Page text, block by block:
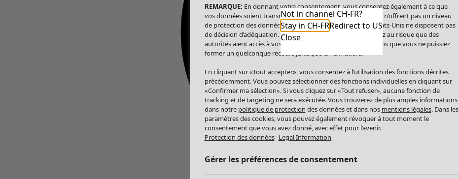
Not in channel CH-FR?
Stay in CH-FRRedirect to US
Close
REMARQUE: En donnant votre consentement, vous consentez également à ce que
vos données soient transmises aux États-Unis. Les États-Unis n’offrent pas un niveau
de protection des données comparable à celui de l’UE. Les États-Unis ne disposent pas
de décision d’adéquation. Par conséquent, vous vous exposez au risque que des
autorités aient accès à vos données à caractère personnel sans que vous ne puissiez
former un quelconque recours juridique en la matière.
En cliquant sur «Tout accepter», vous consentez à l’utilisation des fonctions décrites
précédemment. Vous pouvez sélectionner des fonctions individuelles en cliquant sur
«Confirmer ma sélection». Si vous cliquez sur «Tout refuser», aucune fonction de
tracking et de targeting ne sera exécutée. Vous trouverez de plus amples informations
dans notre politique de protection des données et dans nos mentions légales. Dans les
paramètres des cookies, vous pouvez également révoquer à tout moment le
consentement que vous avez donné, avec effet pour l’avenir.
Protection des données Legal Information
Gérer les préférences de consentement